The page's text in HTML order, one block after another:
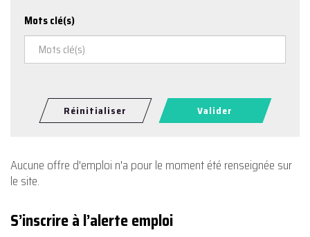
Mots clé(s)
Réinitialiser Valider
Aucune offre d'emploi n'a pour le moment été renseignée sur
le site.
S’inscrire à l’alerte emploi